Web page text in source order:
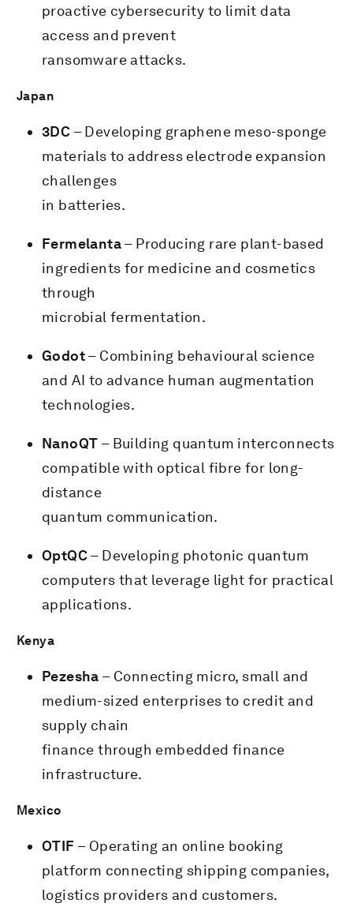
proactive cybersecurity to limit data
access and prevent
ransomware attacks.
Japan
3DC – Developing graphene meso-sponge
materials to address electrode expansion
challenges
in batteries.
Fermelanta– Producing rare plant-based
ingredients for medicine and cosmetics
through
microbial fermentation.
Godot– Combining behavioural science
and AI to advance human augmentation
technologies.
NanoQT – Building quantum interconnects
compatible with optical fibre for long-
distance
quantum communication.
OptQC– Developing photonic quantum
computers that leverage light for practical
applications.
Kenya
Pezesha – Connecting micro, small and
medium-sized enterprises to credit and
supply chain
finance through embedded finance
infrastructure.
Mexico
OTIF – Operating an online booking
platform connecting shipping companies,
logistics providers and customers.